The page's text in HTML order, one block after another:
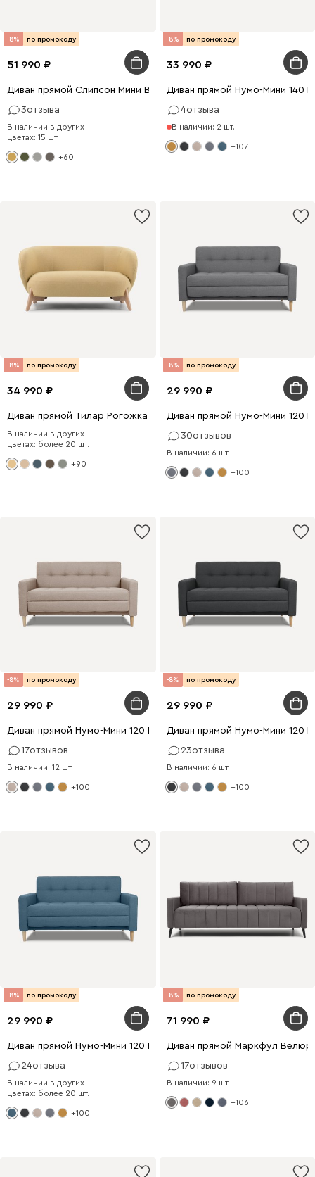
-8% по промокоду
51 990
Диван прямой Слипсон Мини Вельвет Желтый
3отзыва
В наличии в других
цветах: 15 шт.
+60
-8% по промокоду
33 990
Диван прямой Нумо-Мини 140
4отзыва
В наличии: 2 шт.
+107
-8% по промокоду
34 990
Диван прямой Тилар Рогожка Песочный
В наличии в других
цветах: более 20 шт.
+90
-8% по промокоду
29 990
Диван прямой Нумо-Мини 120
30отзывов
В наличии: 6 шт.
+100
-8% по промокоду
29 990
Диван прямой Нумо-Мини 120 Рогожка Кремовый
17отзывов
В наличии: 12 шт.
+100
-8% по промокоду
29 990
Диван прямой Нумо-Мини 120
23отзыва
В наличии: 6 шт.
+100
-8% по промокоду
29 990
Диван прямой Нумо-Мини 120 Рогожка Голубой
24отзыва
В наличии в других
цветах: более 20 шт.
+100
-8% по промокоду
71 990
Диван прямой Маркфул Велюр
17отзывов
В наличии: 9 шт.
+106